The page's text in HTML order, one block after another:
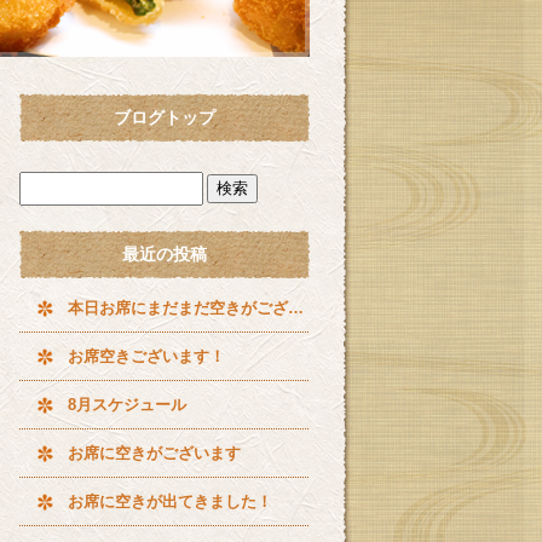
ブログトップ
最近の投稿
本日お席にまだまだ空きがございます^ ^
お席空きございます！
8月スケジュール
お席に空きがございます
お席に空きが出てきました！